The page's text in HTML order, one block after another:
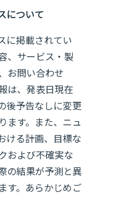
について
に掲載されてい
、サービス・製
お問い合わせ
は、発表日現在
後予告なしに変更
ます。また、ニュ
ける計画、目標な
および不確実な
の結果が予測と異
す。あらかじめご